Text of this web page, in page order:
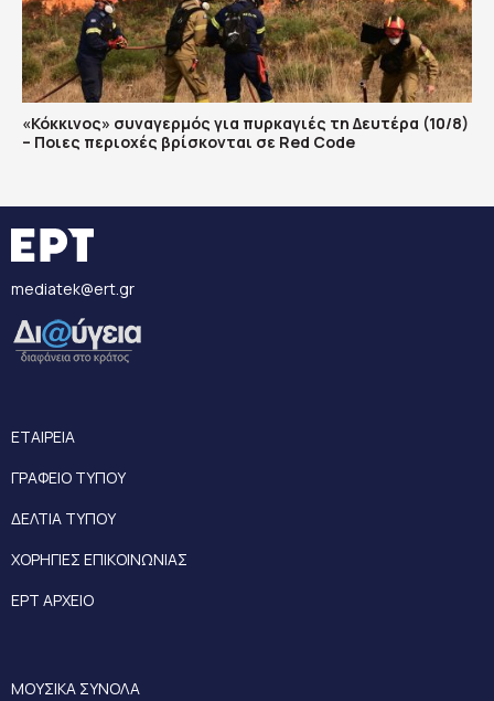
«Κόκκινος» συναγερμός για πυρκαγιές τη Δευτέρα (10/8)
– Ποιες περιοχές βρίσκονται σε Red Code
mediatek@ert.gr
ΕΤΑΙΡΕΙΑ
ΓΡΑΦΕΙΟ ΤΥΠΟΥ
ΔΕΛΤΙΑ ΤΥΠΟΥ
ΧΟΡΗΓΙΕΣ ΕΠΙΚΟΙΝΩΝΙΑΣ
ΕΡΤ ΑΡΧΕΙΟ
ΜΟΥΣΙΚΑ ΣΥΝΟΛΑ